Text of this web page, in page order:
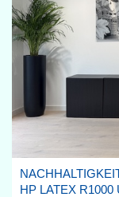
HP LATEX R1000